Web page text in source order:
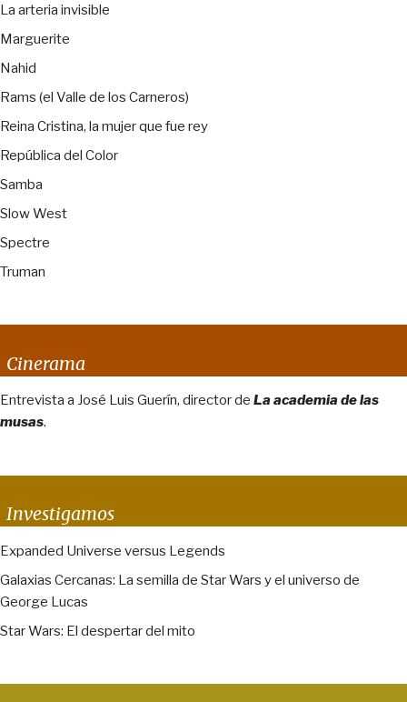
La arteria invisible
Marguerite
Nahid
Rams (el Valle de los Carneros)
Reina Cristina, la mujer que fue rey
República del Color
Samba
Slow West
Spectre
Truman
Cinerama
Entrevista a José Luis Guerín, director de La academia de las
musas.
Investigamos
Expanded Universe versus Legends
Galaxias Cercanas: La semilla de Star Wars y el universo de
George Lucas
Star Wars: El despertar del mito